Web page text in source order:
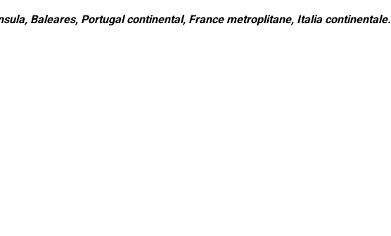
Baleares, Portugal continental, France metroplitane, Italia continentale.